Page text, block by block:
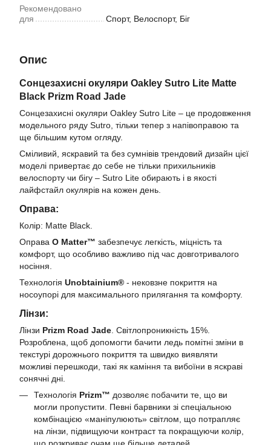
Рекомендовано
для
Спорт, Велоспорт, Біг
Опис
Сонцезахисні окуляри Oakley Sutro Lite Matte
Black Prizm Road Jade
Сонцезахисні окуляри Oakley Sutro Lite – це продовження
модельного ряду Sutro, тільки тепер з напівоправою та
ще більшим кутом огляду.
Сміливий, яскравий та без сумнівів трендовий дизайн цієї
моделі привертає до себе не тільки прихильників
велоспорту чи бігу – Sutro Lite обирають і в якості
лайфстайл окулярів на кожен день.
Оправа:
Колір: Matte Black.
Оправа O Matter™ забезпечує легкість, міцність та
комфорт, що особливо важливо під час довготривалого
носіння.
Технологія Unobtainium® - нековзне покриття на
носоупорі для максимального прилягання та комфорту.
Лінзи:
Лінзи Prizm Road Jade . Світлопроникність 15%.
Розроблена, щоб допомогти бачити ледь помітні зміни в
текстурі дорожнього покриття та швидко виявляти
можливі перешкоди, такі як каміння та вибоїни в яскраві
сонячні дні.
Технологія Prizm™ дозволяє побачити те, що ви
могли пропустити. Певні барвники зі спеціальною
комбінацією «маніпулюють» світлом, що потрапляє
на лінзи, підвищуючи контраст та покращуючи колір,
що розкриває очам ще більше деталей.